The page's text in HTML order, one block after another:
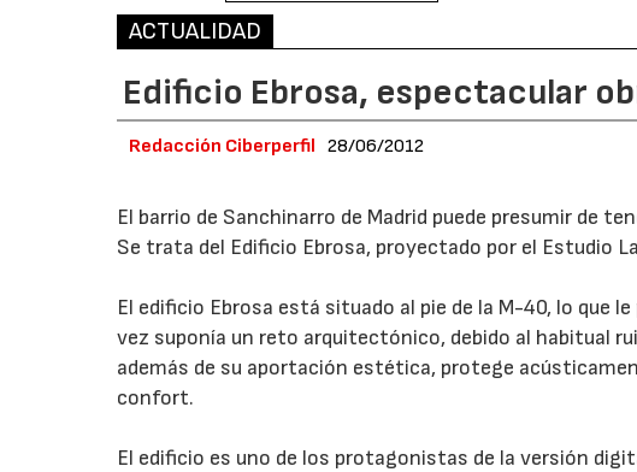
ACTUALIDAD
Edificio Ebrosa, espectacular
Redacción Ciberperfil 28/06/2012
El barrio de Sanchinarro de Madrid puede presumir de
Se trata del Edificio Ebrosa, proyectado por el Estudio
El edificio Ebrosa está situado al pie de la M-40, lo que
vez suponía un reto arquitectónico, debido al habitual
además de su aportación estética, protege
confort.
El edificio es uno de los protagonistas de la versión